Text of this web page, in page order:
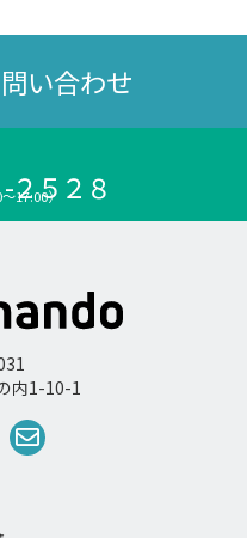
い合わせ
２５２８
17:00）
内1-10-1